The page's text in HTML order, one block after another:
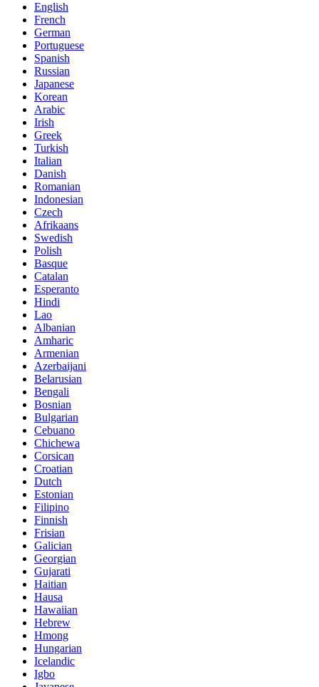
English
French
German
Portuguese
Spanish
Russian
Japanese
Korean
Arabic
Irish
Greek
Turkish
Italian
Danish
Romanian
Indonesian
Czech
Afrikaans
Swedish
Polish
Basque
Catalan
Esperanto
Hindi
Lao
Albanian
Amharic
Armenian
Azerbaijani
Belarusian
Bengali
Bosnian
Bulgarian
Cebuano
Chichewa
Corsican
Croatian
Dutch
Estonian
Filipino
Finnish
Frisian
Galician
Georgian
Gujarati
Haitian
Hausa
Hawaiian
Hebrew
Hmong
Hungarian
Icelandic
Igbo